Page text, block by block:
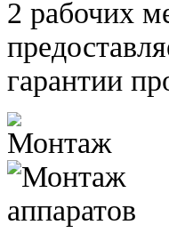
2 рабочих
гарантии